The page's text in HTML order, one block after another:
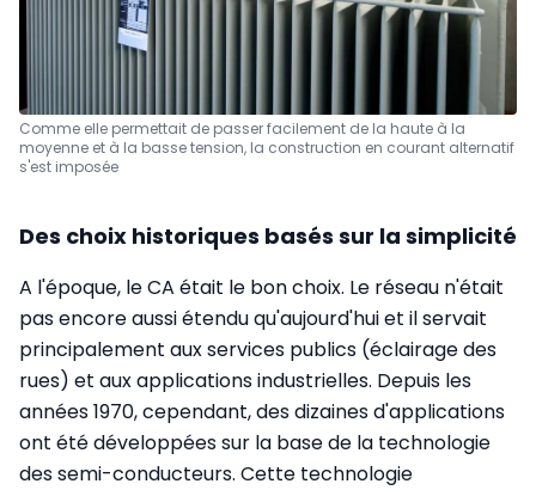
Comme elle permettait de passer facilement de la haute à la
moyenne et à la basse tension, la construction en courant alternatif
s'est imposée
Des choix historiques basés sur la simplicité
A l'époque, le CA était le bon choix. Le réseau n'était
pas encore aussi étendu qu'aujourd'hui et il servait
principalement aux services publics (éclairage des
rues) et aux applications industrielles. Depuis les
années 1970, cependant, des dizaines d'applications
ont été développées sur la base de la technologie
des semi-conducteurs. Cette technologie